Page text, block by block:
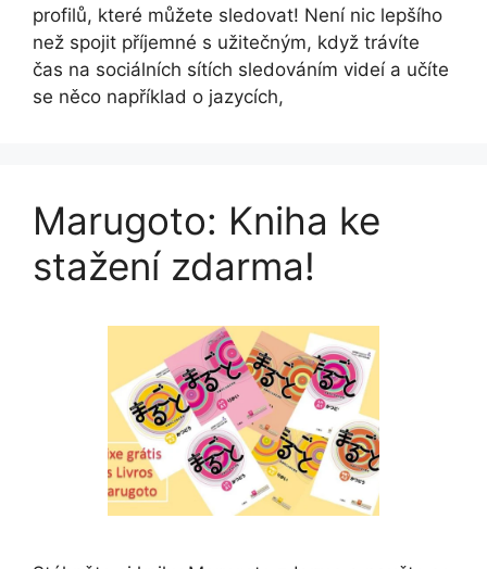
profilů, které můžete sledovat! Není nic lepšího
než spojit příjemné s užitečným, když trávíte
čas na sociálních sítích sledováním videí a učíte
se něco například o jazycích,
Marugoto: Kniha ke
stažení zdarma!